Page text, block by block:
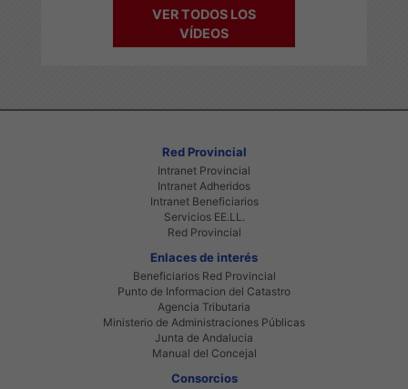
VER TODOS LOS
VÍDEOS
Red Provincial
Intranet Provincial
Intranet Adheridos
Intranet Beneficiarios
Servicios EE.LL.
Red Provincial
Enlaces de interés
Beneficiarios Red Provincial
Punto de Informacion del Catastro
Agencia Tributaria
Ministerio de Administraciones Públicas
Junta de Andalucia
Manual del Concejal
Consorcios